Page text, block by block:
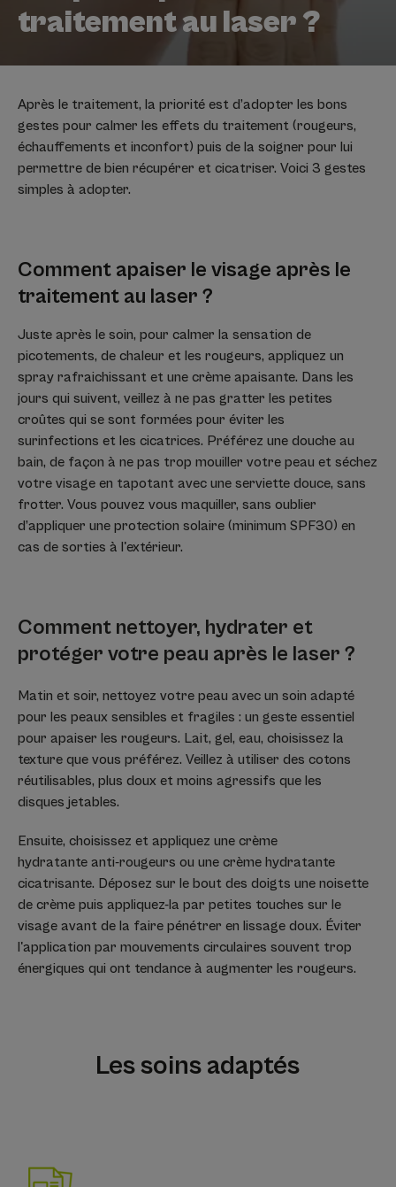
traitement au laser ?
Après le traitement, la priorité est d’adopter les bons
gestes pour calmer les effets du traitement (rougeurs,
échauffements et inconfort) puis de la soigner pour lui
permettre de bien récupérer et cicatriser. Voici 3 gestes
simples à adopter.
Comment apaiser le visage après le
traitement au laser ?
Juste après le soin, pour calmer la sensation de
picotements, de chaleur et les rougeurs, appliquez un
spray rafraichissant et une crème apaisante. Dans les
jours qui suivent, veillez à ne pas gratter les petites
croûtes qui se sont formées pour éviter les
surinfections et les cicatrices. Préférez une douche au
bain, de façon à ne pas trop mouiller votre peau et séchez
votre visage en tapotant avec une serviette douce, sans
frotter. Vous pouvez vous maquiller, sans oublier
d’appliquer une protection solaire (minimum SPF30) en
cas de sorties à l'extérieur.
Comment nettoyer, hydrater et
protéger votre peau après le laser ?
Matin et soir, nettoyez votre peau avec un soin adapté
pour les peaux sensibles et fragiles : un geste essentiel
pour apaiser les rougeurs. Lait, gel, eau, choisissez la
texture que vous préférez. Veillez à utiliser des cotons
réutilisables, plus doux et moins agressifs que les
disques jetables.
Ensuite, choisissez et appliquez une crème
hydratante anti-rougeurs ou une crème hydratante
cicatrisante. Déposez sur le bout des doigts une noisette
de crème puis appliquez-la par petites touches sur le
visage avant de la faire pénétrer en lissage doux. Éviter
l'application par mouvements circulaires souvent trop
énergiques qui ont tendance à augmenter les rougeurs.
Les soins adaptés